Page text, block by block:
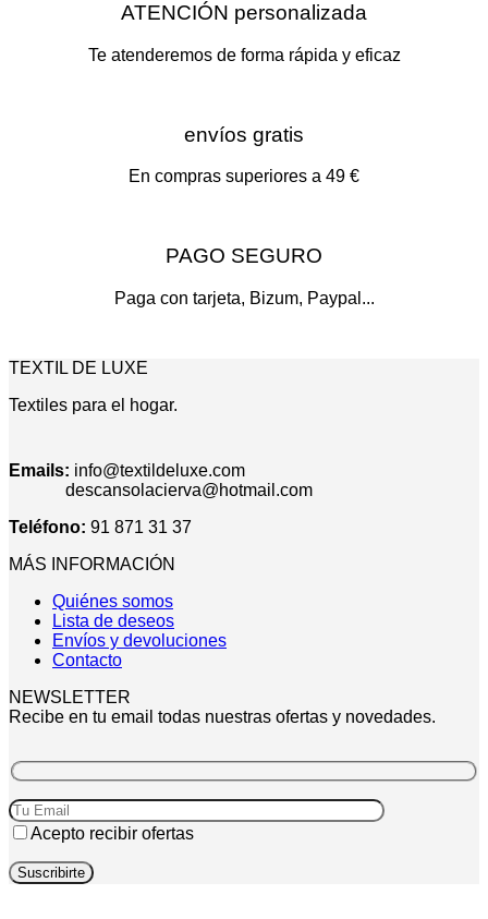
ATENCIÓN personalizada
Te atenderemos de forma rápida y eficaz
envíos gratis
En compras superiores a 49 €
PAGO SEGURO
Paga con tarjeta, Bizum, Paypal...
TEXTIL DE LUXE
Textiles para el hogar.
Emails: info@textildeluxe.com
descansolacierva@hotmail.com
Teléfono: 91 871 31 37
MÁS INFORMACIÓN
Quiénes somos
Lista de deseos
Envíos y devoluciones
Contacto
NEWSLETTER
Recibe en tu email todas nuestras ofertas y novedades.
Acepto recibir ofertas